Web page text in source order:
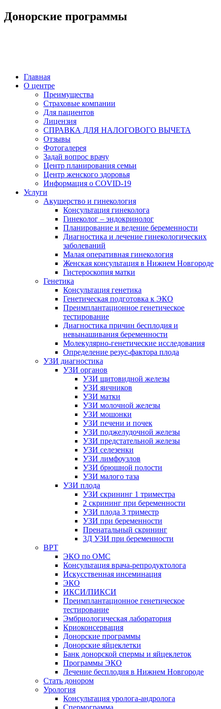
Донорские программы
Главная
О центре
Преимущества
Страховые компании
Для пациентов
Лицензия
СПРАВКА ДЛЯ НАЛОГОВОГО ВЫЧЕТА
Отзывы
Фотогалерея
Задай вопрос врачу
Центр планирования семьи
Центр женского здоровья
Информация о COVID-19
Услуги
Акушерство и гинекология
Консультация гинеколога
Гинеколог – эндокринолог
Планирование и ведение беременности
Диагностика и лечение гинекологических
заболеваний
Малая оперативная гинекология
Женская консультация в Нижнем Новгороде
Гистероскопия матки
Генетика
Консультация генетика
Генетическая подготовка к ЭКО
Преимплантационное генетическое
тестирование
Диагностика причин бесплодия и
невынашивания беременности
Молекулярно-генетические исследования
Определение резус-фактора плода
УЗИ диагностика
УЗИ органов
УЗИ щитовидной железы
УЗИ яичников
УЗИ матки
УЗИ молочной железы
УЗИ мошонки
УЗИ печени и почек
УЗИ поджелудочной железы
УЗИ предстательной железы
УЗИ селезенки
УЗИ лимфоузлов
УЗИ брюшной полости
УЗИ малого таза
УЗИ плода
УЗИ скрининг 1 триместра
2 скрининг при беременности
УЗИ плода 3 триместр
УЗИ при беременности
Пренатальный скрининг
3Д УЗИ при беременности
ВРТ
ЭКО по ОМС
Консультация врача-репродуктолога
Искусственная инсеминация
ЭКО
ИКСИ/ПИКСИ
Преимплантационное генетическое
тестирование
Эмбриологическая лаборатория
Криоконсервация
Донорские программы
Донорские яйцеклетки
Банк донорской спермы и яйцеклеток
Программы ЭКО
Лечение бесплодия в Нижнем Новгороде
Стать донором
Урология
Консультация уролога-андролога